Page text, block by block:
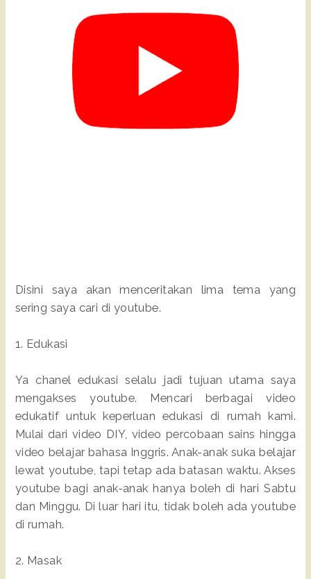
Disini saya akan menceritakan lima tema yang
sering saya cari di youtube.
1. Edukasi
Ya chanel edukasi selalu jadi tujuan utama saya
mengakses youtube. Mencari berbagai video
edukatif untuk keperluan edukasi di rumah kami.
Mulai dari video DIY, video percobaan sains hingga
video belajar bahasa Inggris. Anak-anak suka belajar
lewat youtube, tapi tetap ada batasan waktu. Akses
youtube bagi anak-anak hanya boleh di hari Sabtu
dan Minggu. Di luar hari itu, tidak boleh ada youtube
di rumah.
2. Masak